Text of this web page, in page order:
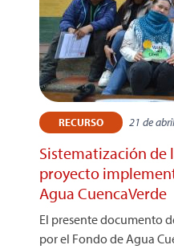
RECURSO 21 de
Sistematización de
proyecto
Agua CuencaVerde
El presente documento
por el Fondo de Agua